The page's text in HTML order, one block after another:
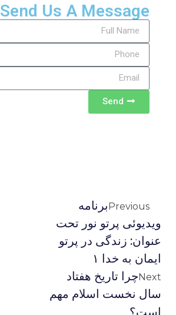
Send Us A Message
Send
Previousبرنامه
ويديوئى پرتو نور تحت
عنوان: زندگى در پرتو
ايمان به خدا ۱
Nextچرا تاریخ هفتاد
سال نخست اسلام مهم
است؟